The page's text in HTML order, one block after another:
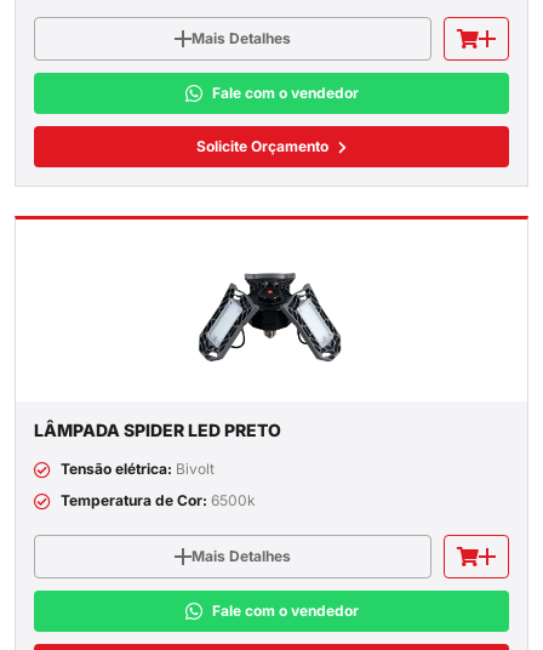
Mais Detalhes
Fale com o vendedor
Solicite Orçamento
LÂMPADA SPIDER LED PRETO
Tensão elétrica: Bivolt
Temperatura de Cor: 6500k
Mais Detalhes
Fale com o vendedor